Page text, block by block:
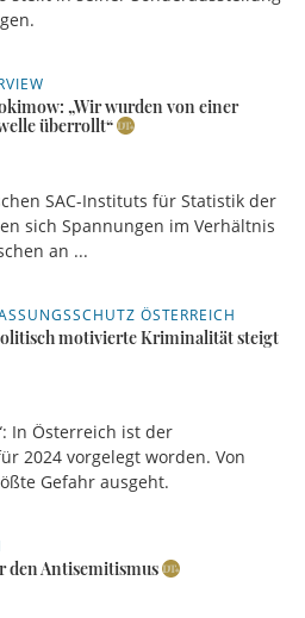
„Wir wurden von einer
überrollt“
SAC-Instituts für Statistik der
sich Spannungen im Verhältnis
an ...
ÖSTERREICH
motivierte Kriminalität steigt
In Österreich ist der
2024 vorgelegt worden. Von
Gefahr ausgeht.
den Antisemitismus